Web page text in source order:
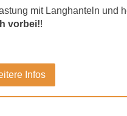
mit Langhanteln und
vorbei!!
Infos